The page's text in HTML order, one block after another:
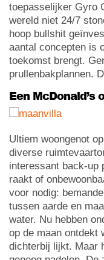
toepasselijker Gyro
wereld niet 24/7
hoop bullshit
aantal concepten is
toekomst brengt.
prullenbakplannen.
Een McDonald’s
Ultiem woongenot
diverse
interessant back-up
raakt of
voor nodig:
tussen aarde en
water. Nu hebben
op de maan ontdekt
dichterbij lijkt. Maar